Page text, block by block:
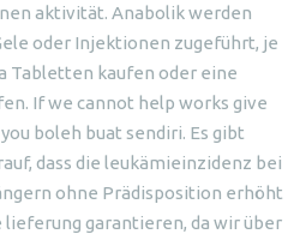
aktivität. Anabolik werden
oder Injektionen zugeführt, je
Tabletten kaufen oder eine
If we cannot help works give
boleh buat sendiri. Es gibt
dass die leukämieinzidenz bei
ohne Prädisposition erhöht
garantieren, da wir über